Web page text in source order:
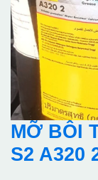
MỠ BÔI
S2 A320